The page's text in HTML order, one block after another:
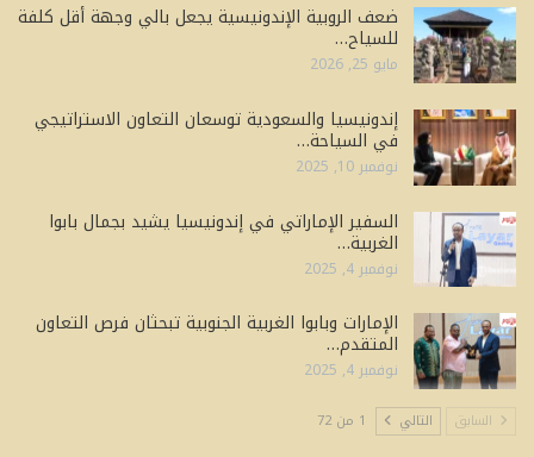
ضعف الروبية الإندونيسية يجعل بالي وجهة أقل كلفة
للسياح…
مايو 25, 2026
إندونيسيا والسعودية توسعان التعاون الاستراتيجي
في السياحة…
نوفمبر 10, 2025
السفير الإماراتي في إندونيسيا يشيد بجمال بابوا
الغربية…
نوفمبر 4, 2025
الإمارات وبابوا الغربية الجنوبية تبحثان فرص التعاون
المتقدم…
نوفمبر 4, 2025
السابق التالي 1 من 72